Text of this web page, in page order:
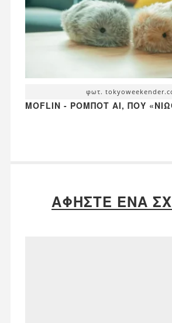
φωτ.
MOFLIN - ΡΟΜΠΌΤ AI, ΠΟΥ
ΑΦΉΣΤΕ ΈΝΑ